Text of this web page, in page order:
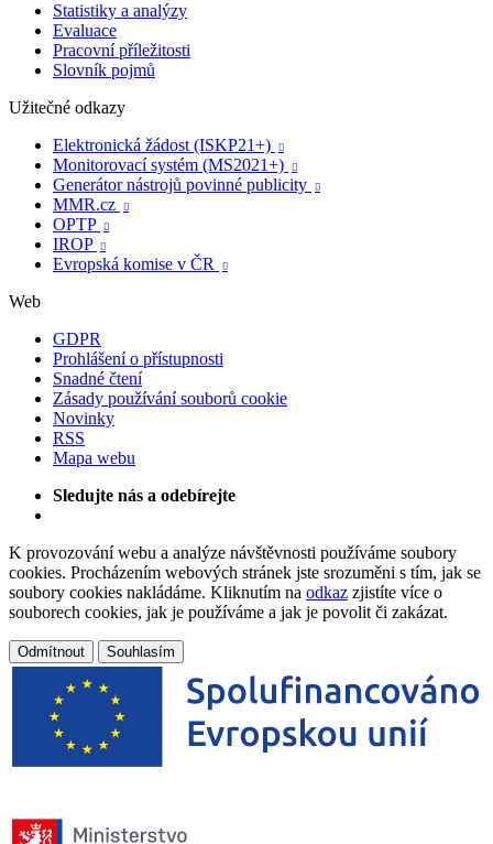
Statistiky a analýzy
Evaluace
Pracovní příležitosti
Slovník pojmů
Užitečné odkazy
Elektronická žádost (ISKP21+)

Monitorovací systém (MS2021+) 
Generátor nástrojů povinné publicity 
MMR.cz 
OPTP 
IROP 
Evropská komise v ČR 
Web
GDPR
Prohlášení o přístupnosti
Snadné čtení
Zásady používání souborů cookie
Novinky
RSS
Mapa webu
Sledujte nás a odebírejte
K provozování webu a analýze návštěvnosti používáme soubory
cookies. Procházením webových stránek jste srozuměni s tím, jak se
soubory cookies nakládáme. Kliknutím na odkaz zjistíte více o
souborech cookies, jak je používáme a jak je povolit či zakázat.
Odmítnout Souhlasím